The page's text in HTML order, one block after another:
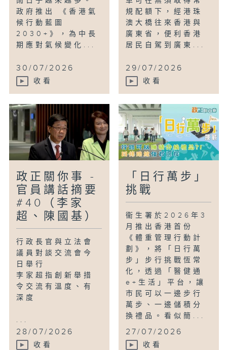
政府推出 《香港氣
候行動藍圖
2030+》，為中長
期應對氣候變化...
30/07/2026
收看
規配額下，經港珠
澳大橋往來香港與
廣東省，便利香港
居民自駕到廣東...
29/07/2026
收看
政正關你事 -
官員講話摘要
#40（李家
超、陳國基）
行政長官與立法會
議員對談交流會今
日舉行
李家超指創新舉措
令交流有溫度、有
深度
...
28/07/2026
收看
「日行萬步」
挑戰
衞生署於2026年3
月推出香港首份
《體重管理行動計
劃》，將「日行萬
步」步行挑戰恆常
化，透過「醫健通
e+生活」平台，讓
市民可以一邊步行
萬步、一邊儲積分
換禮品。看似簡...
27/07/2026
收看